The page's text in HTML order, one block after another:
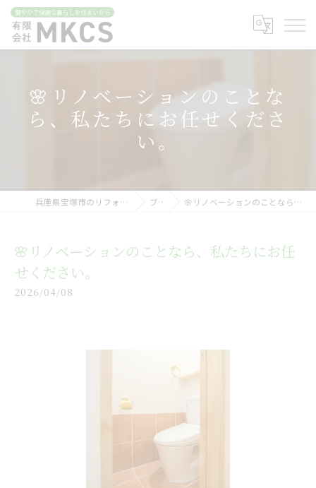
🌸リノベーションのことな
ら、私たちにお任せくださ
い。
兵庫県宝塚市のリフォームなら有限会社MKCS ブログ 🌸リノベーションのことなら、私たちにお任せください。
🌸リノベーションのことなら、私たちにお任
せください。
2026/04/08